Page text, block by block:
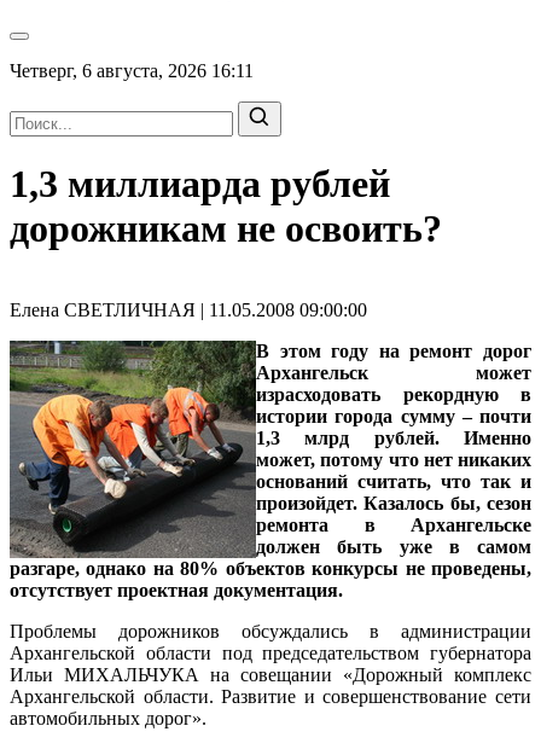
Четверг, 6 августа, 2026 16:11
1,3 миллиарда рублей
дорожникам не освоить?
Елена СВЕТЛИЧНАЯ | 11.05.2008 09:00:00
В этом году на ремонт дорог
Архангельск может
израсходовать рекордную в
истории города сумму – почти
1,3 млрд рублей. Именно
может, потому что нет никаких
оснований считать, что так и
произойдет. Казалось бы, сезон
ремонта в Архангельске
должен быть уже в самом
разгаре, однако на 80% объектов конкурсы не проведены,
отсутствует проектная документация.
Проблемы дорожников обсуждались в администрации
Архангельской области под председательством губернатора
Ильи МИХАЛЬЧУКА на совещании «Дорожный комплекс
Архангельской области. Развитие и совершенствование сети
автомобильных дорог».